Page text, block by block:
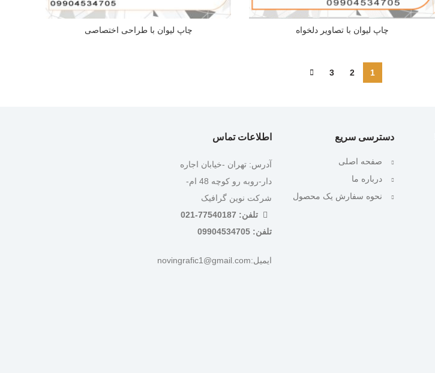
چاپ لیوان با تصاویر دلخواه چاپ لیوان با طراحی اختصاصی
1
2
3
دسترسی سریع
صفحه اصلی
درباره ما
نحوه سفارش یک محصول
اطلاعات تماس
آدرس: تهران -خیابان اجاره
دار-روبه رو کوچه 48 ام-
شرکت نوین گرافیک
تلفن: 77540187-021
تلفن: 09904534705
ایمیل:novingrafic1@gmail.com